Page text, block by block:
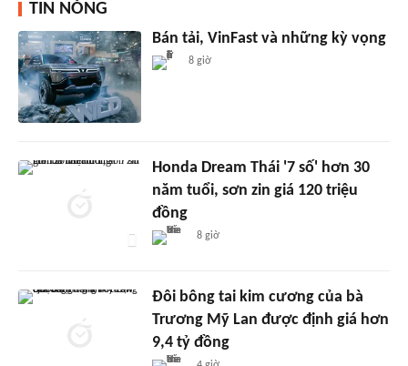
TIN NÓNG
Bán tải, VinFast và những kỳ vọng
8 giờ
Honda Dream Thái '7 số' hơn 30
năm tuổi, sơn zin giá 120 triệu
đồng
8 giờ
Đôi bông tai kim cương của bà
Trương Mỹ Lan được định giá hơn
9,4 tỷ đồng